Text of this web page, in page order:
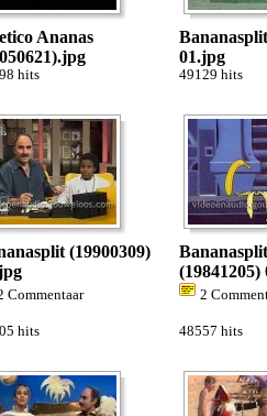
Ananas
hits
01.jpg
49129 hits
(19900309)
Commentaar
hits
(19841205)
2
48557 hits